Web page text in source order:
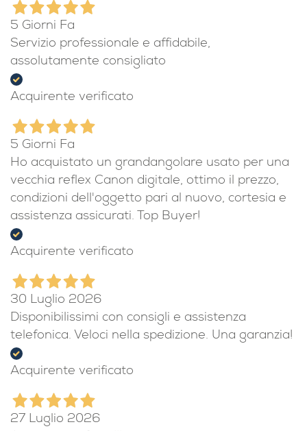
5 Giorni Fa
Servizio professionale e affidabile,
assolutamente consigliato
Acquirente verificato
5 Giorni Fa
Ho acquistato un grandangolare usato per una
vecchia reflex Canon digitale, ottimo il prezzo,
condizioni dell'oggetto pari al nuovo, cortesia e
assistenza assicurati. Top Buyer!
Acquirente verificato
30 Luglio 2026
Disponibilissimi con consigli e assistenza
telefonica. Veloci nella spedizione. Una garanzia!
Acquirente verificato
27 Luglio 2026